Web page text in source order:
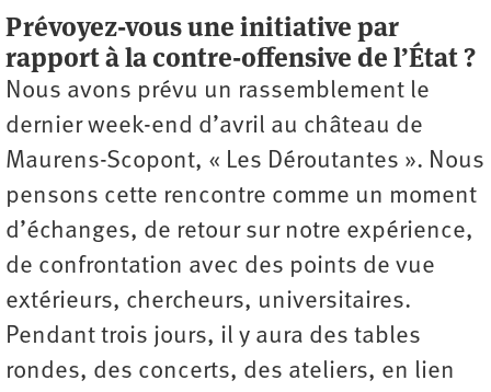
Prévoyez-vous une initiative par
rapport à la contre-offensive de l’État ?
Nous avons prévu un rassemblement le
dernier week-end d’avril au château de
Maurens-Scopont, « Les Déroutantes ». Nous
pensons cette rencontre comme un moment
d’échanges, de retour sur notre expérience,
de confrontation avec des points de vue
extérieurs, chercheurs, universitaires.
Pendant trois jours, il y aura des tables
rondes, des concerts, des ateliers, en lien